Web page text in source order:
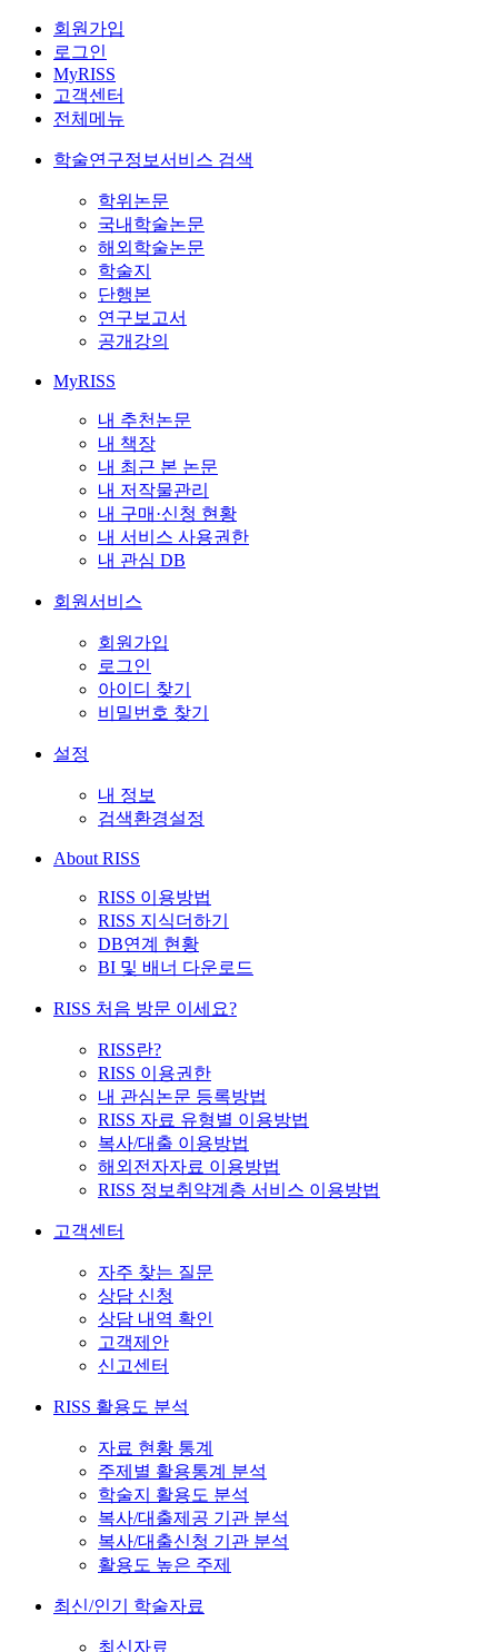
회원가입
로그인
MyRISS
고객센터
전체메뉴
학술연구정보서비스 검색
학위논문
국내학술논문
해외학술논문
학술지
단행본
연구보고서
공개강의
MyRISS
내 추천논문
내 책장
내 최근 본 논문
내 저작물관리
내 구매·신청 현황
내 서비스 사용권한
내 관심 DB
회원서비스
회원가입
로그인
아이디 찾기
비밀번호 찾기
설정
내 정보
검색환경설정
About RISS
RISS 이용방법
RISS 지식더하기
DB연계 현황
BI 및 배너 다운로드
RISS 처음 방문 이세요?
RISS란?
RISS 이용권한
내 관심논문 등록방법
RISS 자료 유형별 이용방법
복사/대출 이용방법
해외전자자료 이용방법
RISS 정보취약계층 서비스 이용방법
고객센터
자주 찾는 질문
상담 신청
상담 내역 확인
고객제안
신고센터
RISS 활용도 분석
자료 현황 통계
주제별 활용통계 분석
학술지 활용도 분석
복사/대출제공 기관 분석
복사/대출신청 기관 분석
활용도 높은 주제
최신/인기 학술자료
최신자료